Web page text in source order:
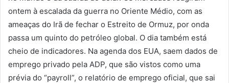
ontem à escalada da guerra no Oriente Médio, com as
ameaças do Irã de fechar o Estreito de Ormuz, por onda
passa um quinto do petróleo global. O dia também está
cheio de indicadores. Na agenda dos EUA, saem dados de
emprego privado pela ADP, que são vistos como uma
prévia do “payroll”, o relatório de emprego oficial, que sai